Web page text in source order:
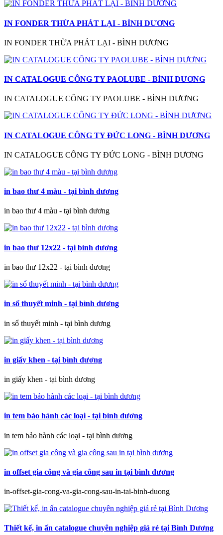
IN FONDER THỪA PHÁT LẠI - BÌNH DƯƠNG
IN FONDER THỪA PHÁT LẠI - BÌNH DƯƠNG
IN CATALOGUE CÔNG TY PAOLUBE - BÌNH DƯƠNG
IN CATALOGUE CÔNG TY PAOLUBE - BÌNH DƯƠNG
IN CATALOGUE CÔNG TY ĐỨC LONG - BÌNH DƯƠNG
IN CATALOGUE CÔNG TY ĐỨC LONG - BÌNH DƯƠNG
in bao thư 4 màu - tại bình dương
in bao thư 4 màu - tại bình dương
in bao thư 12x22 - tại bình dương
in bao thư 12x22 - tại bình dương
in sổ thuyết minh - tại bình dương
in sổ thuyết minh - tại bình dương
in giấy khen - tại bình dương
in giấy khen - tại bình dương
in tem bảo hành các loại - tại bình dương
in tem bảo hành các loại - tại bình dương
in offset gia công và gia công sau in tại bình dương
in-offset-gia-cong-va-gia-cong-sau-in-tai-binh-duong
Thiết kế, in ấn catalogue chuyên nghiệp giá rẻ tại Bình Dương